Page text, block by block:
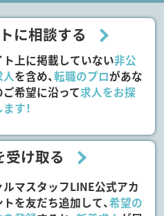
に相談する
ト上に掲載していない非公
人を含め、転職のプロがあな
ご希望に沿って求人をお探
す！
受け取る
ルマスタッフLINE公式アカ
トを友だち追加して、希望の